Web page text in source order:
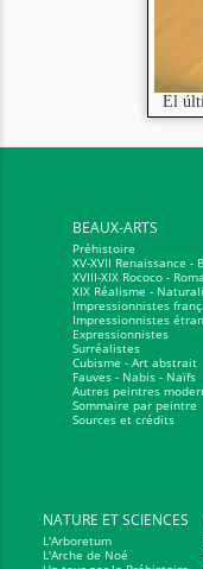
El
BEAUX-ARTS
Préhistoire
XV-XVII Renaissance -
XVIII-XIX Rococo -
XIX Réalisme -
Impressionnistes
Impressionnistes
Expressionnistes
Surréalistes
Cubisme - Art abstrait
Fauves - Nabis - Naïfs
Autres peintres
Sommaire par peintre
Sources et crédits
NATURE ET SCIENCES
L'Arboretum
L'Arche de Noé